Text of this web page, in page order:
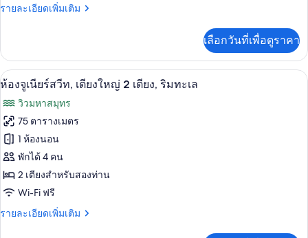
ห้อง
วิว
ทะเล
(Partial,
Butler)
รายละเอียดเพิ่มเติม
ราย
เกี่ยว
กับ
ห้อง
ท,
2
ห้อง
นอน,
วิว
ทะเล
(Partial,
Butler)
เลือกวันที่เพื่อดูราคา
เปิด
ภาพถ่าย
ทั้งหมด
ของ
ห้อง
จู
เนียร์
สวีท,
เครื่องนอนระดับพรีเมียม, มินิบาร์, ตู้นิ
6
ห้องจูเนียร์สวีท, เตียงใหญ่ 2 เตียง, ริมทะเล
วิวมหาสมุทร
75 ตารางเมตร
1 ห้องนอน
พักได้ 4 คน
2 เตียงสำหรับสองท่าน
Wi-Fi ฟรี
รายละเอียดเพิ่มเติม
ราย